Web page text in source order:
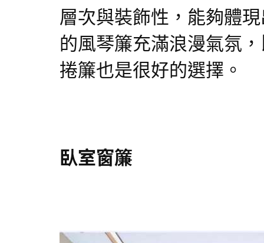
層次與裝飾性，能夠體
的風琴簾充滿浪漫氣氛
捲簾也是很好的選擇。
臥室窗簾